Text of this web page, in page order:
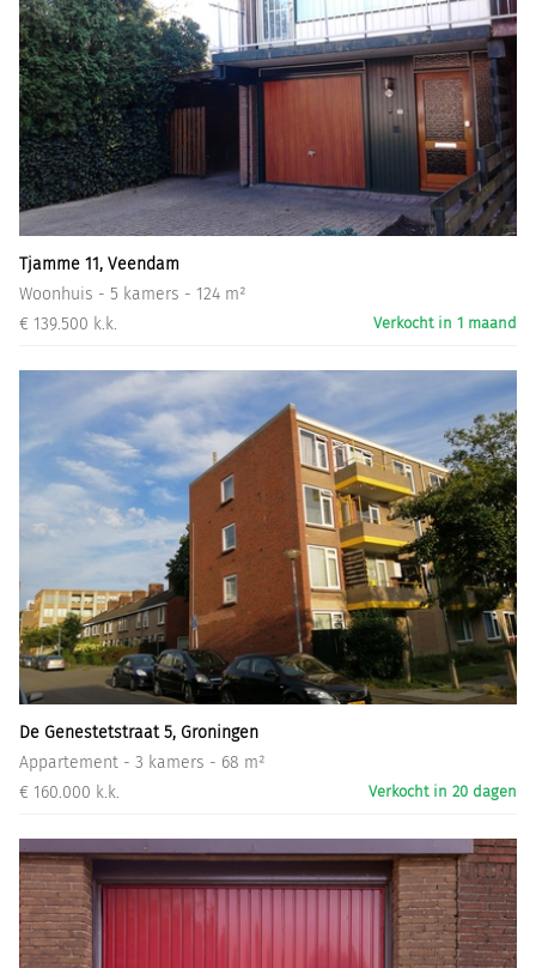
Tjamme 11, Veendam
Woonhuis - 5 kamers - 124 m²
€ 139.500 k.k.
Verkocht in 1 maand
De Genestetstraat 5, Groningen
Appartement - 3 kamers - 68 m²
€ 160.000 k.k.
Verkocht in 20 dagen